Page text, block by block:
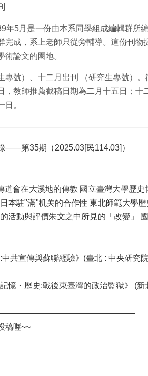
年5月是一份由本系同學組成編輯群
完成，系上老師只從旁輔導。這份刊
論文的園地。
專號）、十二月出刊 （研究生專號）
，教師推薦截稿日期為二月十五日；
。
——第35期（2025.03[民114.03]）
道會在大溪地的傳教 國立臺灣大學歷
本駐"滿"机关的合作性 東北師範大學
活動與評價朱文之中所見的「改變」
共宣傳與蘇聯經驗》(臺北 : 中央研究
憶・歷史:戰後東臺灣的政治監獄》 (
稿喔~~